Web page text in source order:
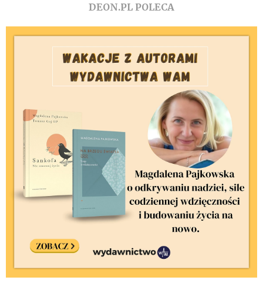
DEON.PL POLECA